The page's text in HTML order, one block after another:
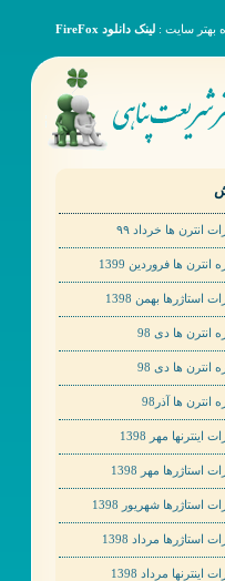
بهتر سایت : لینک دانلود FireFox
انترن ها خرداد ٩٩
انترن ها فروردین 1399
استاژرها بهمن 1398
انترن ها دی 98
انترن ها دی 98
انترن ها آذر98
اینترنها مهر 1398
استاژرها مهر 1398
استاژرها شهریور 1398
استاژرها مرداد 1398
اینترنها مرداد 1398